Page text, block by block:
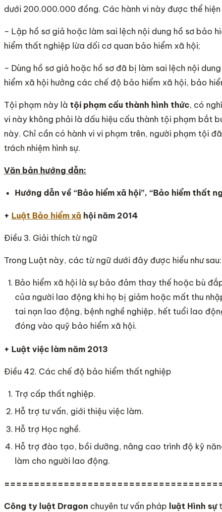
dưới 200.000.000 đồng. Các hành vi này được thể
– Lập hồ sơ giả hoặc làm sai lệch nội dung hồ sơ bảo
hiểm thất nghiệp lừa dối cơ quan bảo hiểm xã hội;
– Dùng hồ sơ giả hoặc hồ sơ đã bị làm sai lệch nội
hiểm xã hội hưởng các chế độ bảo hiểm xã hội, bảo
Tội phạm này là tội phạm cấu thành hình thức, có
vi này không phải là dấu hiệu cấu thành tội phạm bắt
này. Chỉ cần có hành vi vi phạm trên, người phạm tội
trách nhiệm hình sự.
Văn bản hướng dẫn:
Hướng dẫn về “Bảo hiểm xã hội”, “Bảo hiểm thất
+ Luật Bảo hiểm xã hội năm 2014
Điều 3. Giải thích từ ngữ
Trong Luật này, các từ ngữ dưới đây được hiểu như sau:
Bảo hiểm xã hội là sự bảo đảm thay thế hoặc bù
của người lao động khi họ bị giảm hoặc mất thu
tai nạn lao động, bệnh nghề nghiệp, hết tuổi lao
đóng vào quỹ bảo hiểm xã hội.
+ Luật việc làm năm 2013
Điều 42. Các chế độ bảo hiểm thất nghiệp
Trợ cấp thất nghiệp.
Hỗ trợ tư vấn, giới thiệu việc làm.
Hỗ trợ Học nghề.
Hỗ trợ đào tạo, bồi dưỡng, nâng cao trình độ kỹ
làm cho người lao động.
Công ty luật Dragon chuyên tư vấn pháp luật Hình sự